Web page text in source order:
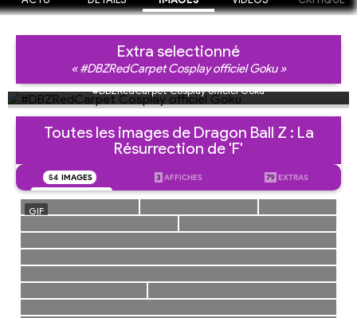
Extra selectionné
« #DBZRedCarpet Cosplay officiel Goku »
#DBZRedCarpet Cosplay officiel Goku
Toutes les images de Dragon Ball Z : La
Résurrection de 'F'
54 IMAGES 3 AFFICHES 79 EXTRAS